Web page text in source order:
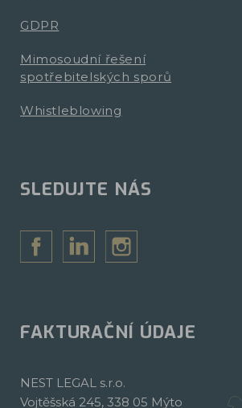
GDPR
Mimosoudní řešení
spotřebitelských sporů
Whistleblowing
SLEDUJTE NÁS
FAKTURAČNÍ ÚDAJE
NEST LEGAL s.r.o.
Vojtěšská 245, 338 05 Mýto